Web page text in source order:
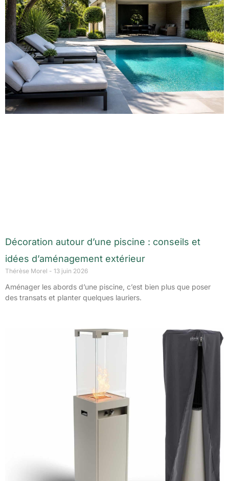
Décoration autour d’une piscine : conseils et
idées d’aménagement extérieur
Thérèse Morel 13 juin 2026
Aménager les abords d’une piscine, c’est bien plus que poser
des transats et planter quelques lauriers.